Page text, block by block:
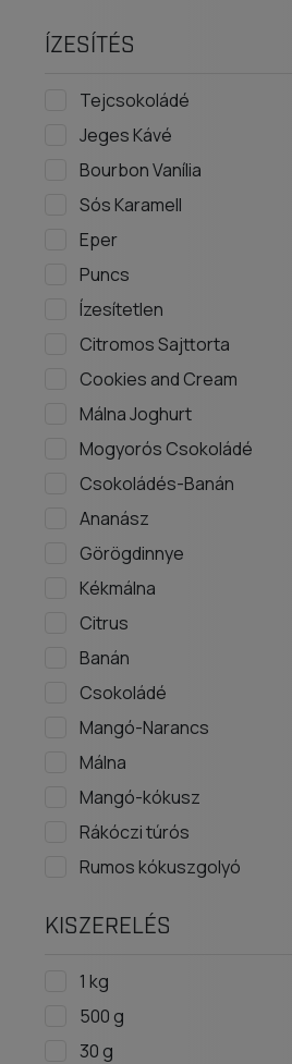
ÍZESÍTÉS
Tejcsokoládé
Jeges Kávé
Bourbon Vanília
Sós Karamell
Eper
Puncs
Ízesítetlen
Citromos Sajttorta
Cookies and Cream
Málna Joghurt
Mogyorós Csokoládé
Csokoládés-Banán
Ananász
Görögdinnye
Kékmálna
Citrus
Banán
Csokoládé
Mangó-Narancs
Málna
Mangó-kókusz
Rákóczi túrós
Rumos kókuszgolyó
KISZERELÉS
1 kg
500 g
30 g